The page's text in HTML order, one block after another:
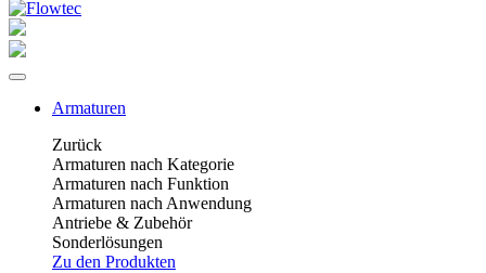
Armaturen
Zurück
Armaturen nach Kategorie
Armaturen nach Funktion
Armaturen nach Anwendung
Antriebe & Zubehör
Sonderlösungen
Zu den Produkten